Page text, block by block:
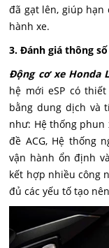
đã gạt lên, giúp
hành xe.
3. Đánh giá thông
Động cơ xe Honda
hệ mới eSP có
bằng dung dịch và
như: Hệ thống phun
đề ACG, Hệ thống
vận hành ổn định
kết hợp nhiều công
đủ các yếu tố tạo